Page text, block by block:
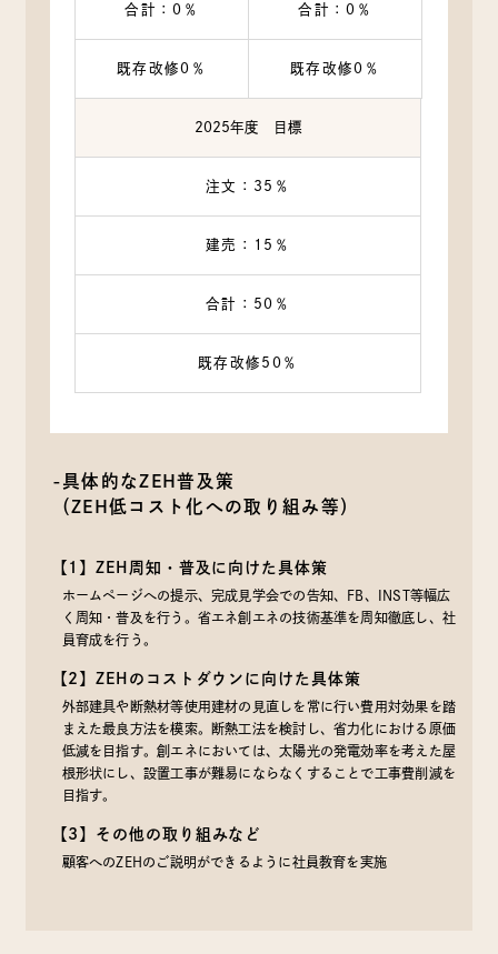
合計：0％ 合計：0％
既存改修0％ 既存改修0％
2025年度 目標
注文：35％
建売：15％
合計：50％
既存改修50％
-具体的なZEH普及策
（ZEH低コスト化への取り組み等）
【1】ZEH周知・普及に向けた具体策
ホームページへの提示、完成見学会での告知、FB、INST等幅広
く周知・普及を行う。省エネ創エネの技術基準を周知徹底し、社
員育成を行う。
【2】ZEHのコストダウンに向けた具体策
外部建具や断熱材等使用建材の見直しを常に行い費用対効果を踏
まえた最良方法を模索。断熱工法を検討し、省力化における原価
低減を目指す。創エネにおいては、太陽光の発電効率を考えた屋
根形状にし、設置工事が難易にならなくすることで工事費削減を
目指す。
【3】その他の取り組みなど
顧客へのZEHのご説明ができるように社員教育を実施